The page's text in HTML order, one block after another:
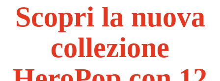
Scopri la nuova
collezione